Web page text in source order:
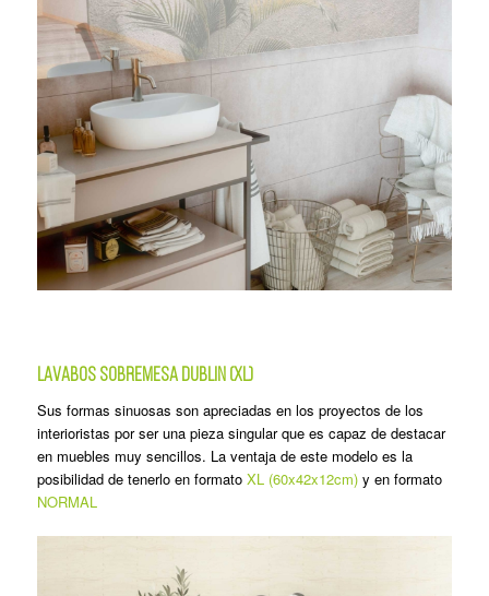
LAVABOS SOBREMESA DUBLIN (XL)
Sus formas sinuosas son apreciadas en los proyectos de los
interioristas por ser una pieza singular que es capaz de destacar
en muebles muy sencillos. La ventaja de este modelo es la
posibilidad de tenerlo en formato XL (60x42x12cm)y en formato
NORMAL